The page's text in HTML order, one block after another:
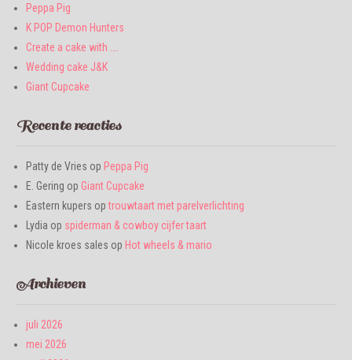
Peppa Pig
K POP Demon Hunters
Create a cake with ….
Wedding cake J&K
Giant Cupcake
Recente reacties
Patty de Vries op Peppa Pig
E. Gering op Giant Cupcake
Eastern kupers optrouwtaart met parelverlichting
Lydia op spiderman & cowboy cijfer taart
Nicole kroes sales op Hot wheels & mario
Archieven
juli 2026
mei 2026